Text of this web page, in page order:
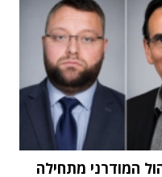
המודרני מתחילה